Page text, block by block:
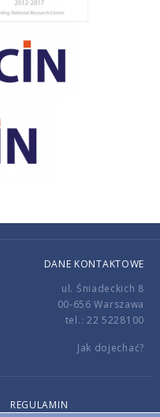
DANE KONTAKTOWE
ul. Śniadeckich 8
00-656 Warszawa
tel.: 22 5228100
Jak dojechać?
REGULAMIN